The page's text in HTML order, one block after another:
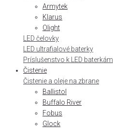
Armytek
Klarus
Olight
LED čelovky
LED ultrafialové baterky
Príslušenstvo k LED baterkám
Čistenie
Čistenie a oleje na zbrane
Ballistol
Buffalo River
Fobus
Glock